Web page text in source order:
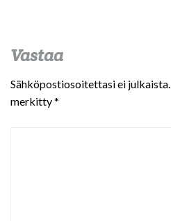
Vastaa
Sähköpostiosoitettasi ei julkaista.
merkitty*